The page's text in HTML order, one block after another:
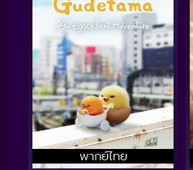
พากย์ไทย